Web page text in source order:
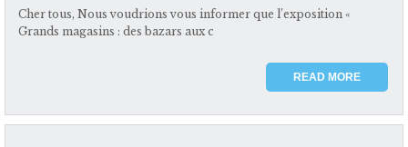
Cher tous, Nous voudrions vous informer que l’exposition «
Grands magasins : des bazars aux c
READ MORE